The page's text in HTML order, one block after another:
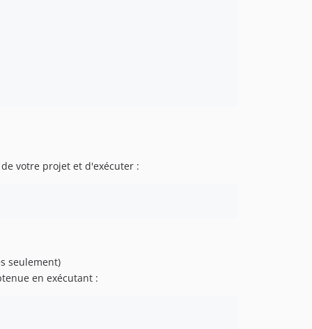
votre projet et d'exécuter :
seulement)
en exécutant :